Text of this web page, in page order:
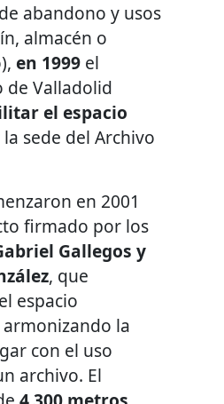
abandono y usos
almacén o
en 1999 el
de Valladolid
el espacio
sede del Archivo
en 2001
firmado por los
Gallegos y
, que
espacio
la
con el uso
archivo. El